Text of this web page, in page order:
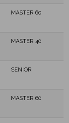
MASTER 60
MASTER 40
SENIOR
MASTER 60